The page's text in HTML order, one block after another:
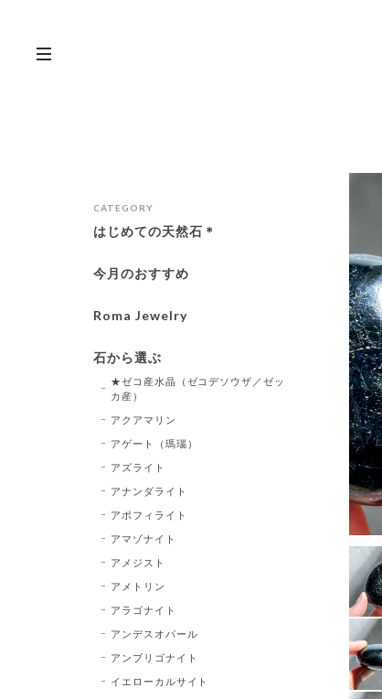
CATEGORY
はじめての天然石＊
今月のおすすめ
Roma Jewelry
石から選ぶ
★ゼコ産水晶（ゼコデソウザ／ゼッ
カ産）
アクアマリン
アゲート（瑪瑙）
アズライト
アナンダライト
アポフィライト
アマゾナイト
アメジスト
アメトリン
アラゴナイト
アンデスオパール
アンブリゴナイト
イエローカルサイト